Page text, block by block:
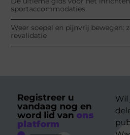
sportaccommodaties
Weer soepel en pijnvrij bewegen:
revalidatie
Registreer u
vandaag nog en
word lid van ons
platform
Wil